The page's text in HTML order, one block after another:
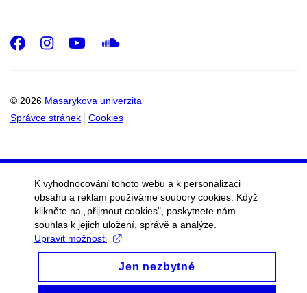
© 2026 Masarykova univerzita
Správce stránek
Cookies
Facebook
Instagram
Youtube
SoundCloud
K vyhodnocování tohoto webu a k personalizaci
obsahu a reklam používáme soubory cookies. Když
klikněte na „přijmout cookies", poskytnete nám
souhlas k jejich uložení, správě a analýze.
Upravit možnosti
Jen nezbytné